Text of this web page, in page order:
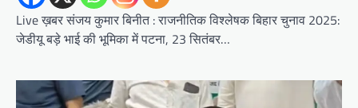
Live ख़बर संजय कुमार बिनीत : राजनीतिक विश्लेषक बिहार चुनाव 2025:
जेडीयू बड़े भाई की भूमिका में पटना, 23 सितंबर…